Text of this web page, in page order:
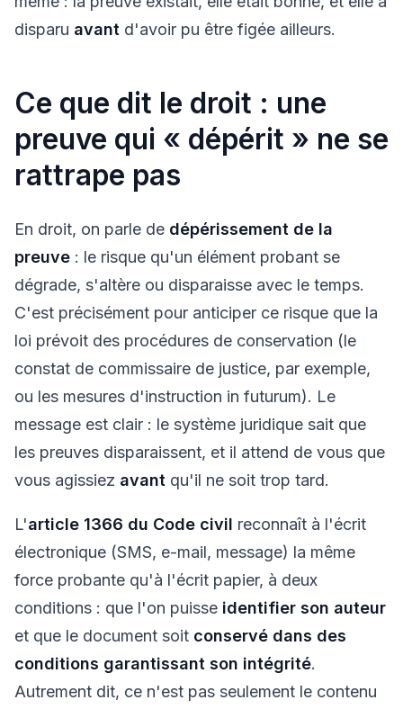
disparu avant d'avoir pu être figée ailleurs.
Ce que dit le droit : une
preuve qui « dépérit » ne se
rattrape pas
En droit, on parle de dépérissement de la
preuve : le risque qu'un élément probant se
dégrade, s'altère ou disparaisse avec le temps.
C'est précisément pour anticiper ce risque que la
loi prévoit des procédures de conservation (le
constat de commissaire de justice, par exemple,
ou les mesures d'instruction in futurum). Le
message est clair : le système juridique sait que
les preuves disparaissent, et il attend de vous que
vous agissiez avant qu'il ne soit trop tard.
L'article 1366 du Code civil reconnaît à l'écrit
électronique (SMS, e-mail, message) la même
force probante qu'à l'écrit papier, à deux
conditions : que l'on puisse identifier son auteur
et que le document soit conservé dans des
conditions garantissant son intégrité.
Autrement dit, ce n'est pas seulement le contenu